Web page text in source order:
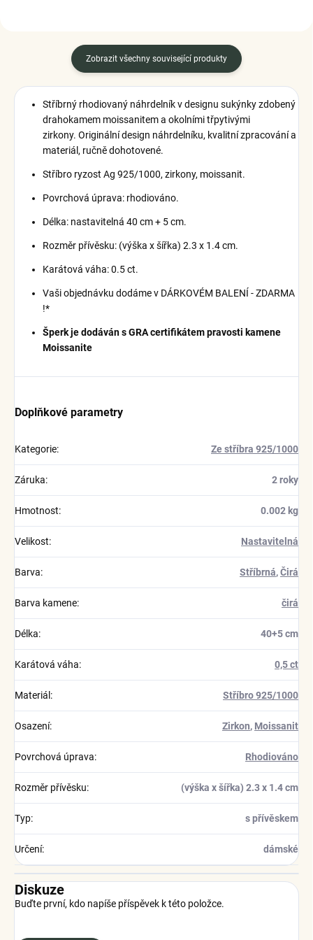
Zobrazit všechny související produkty
Stříbrný rhodiovaný náhrdelníkv designu sukýnkyzdobený
drahokamem moissanitem a okolními třpytivými
zirkony. Originální design náhrdelníku, kvalitní zpracování a
materiál, ručně dohotovené.
Stříbro ryzost Ag 925/1000, zirkony, moissanit.
Povrchová úprava: rhodiováno.
Délka: nastavitelná 40 cm + 5 cm.
Rozměr přívěsku: (výška x šířka) 2.3 x 1.4 cm.
Karátová váha: 0.5 ct.
Vaši objednávku dodáme v DÁRKOVÉM BALENÍ - ZDARMA
!*
Šperk je dodáván s GRA certifikátem pravosti kamene
Moissanite
Doplňkové parametry
Kategorie: Ze stříbra 925/1000
Záruka: 2 roky
Hmotnost: 0.002 kg
Velikost: Nastavitelná
Barva: Stříbrná,Čirá
Barva kamene: čirá
Délka: 40+5 cm
Karátová váha: 0,5 ct
Materiál : Stříbro 925/1000
Osazení: Zirkon, Moissanit
Povrchová úprava: Rhodiováno
Rozměr přívěsku: (výška x šířka) 2.3 x 1.4 cm
Typ: s přívěskem
Určení: dámské
Diskuze
Buďte první, kdo napíše příspěvek k této položce.